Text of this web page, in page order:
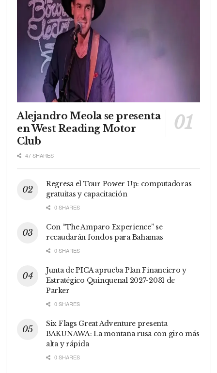
Alejandro Meola se presenta
en West Reading Motor
Club
47 SHARES
Regresa el Tour Power Up: computadoras
gratuitas y capacitación
0 SHARES
Con “The Amparo Experience” se
recaudarán fondos para Bahamas
0 SHARES
Junta de PICA aprueba Plan Financiero y
Estratégico Quinquenal 2027-2031 de
Parker
0 SHARES
Six Flags Great Adventure presenta
BAKUNAWA: La montaña rusa con giro más
alta y rápida
0 SHARES